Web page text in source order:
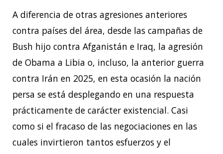
A diferencia de otras agresiones anteriores
contra países del área, desde las campañas de
Bush hijo contra Afganistán e Iraq, la agresión
de Obama a Libia o, incluso, la anterior guerra
contra Irán en 2025, en esta ocasión la nación
persa se está desplegando en una respuesta
prácticamente de carácter existencial. Casi
como si el fracaso de las negociaciones en las
cuales invirtieron tantos esfuerzos y el